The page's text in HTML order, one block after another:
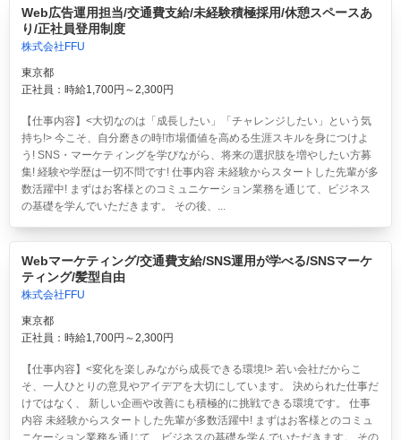
Web広告運用担当/交通費支給/未経験積極採用/休憩スペースあ
り/正社員登用制度
株式会社FFU
東京都
正社員：時給1,700円～2,300円
【仕事内容】<大切なのは「成長したい」「チャレンジしたい」という気
持ち!> 今こそ、自分磨きの時!市場価値を高める生涯スキルを身につけよ
う! SNS・マーケティングを学びながら、将来の選択肢を増やしたい方募
集! 経験や学歴は一切不問です! 仕事内容 未経験からスタートした先輩が多
数活躍中! まずはお客様とのコミュニケーション業務を通じて、ビジネス
の基礎を学んでいただきます。 その後、...
Webマーケティング/交通費支給/SNS運用が学べる/SNSマーケ
ティング/髪型自由
株式会社FFU
東京都
正社員：時給1,700円～2,300円
【仕事内容】<変化を楽しみながら成長できる環境!> 若い会社だからこ
そ、一人ひとりの意見やアイデアを大切にしています。 決められた仕事だ
けではなく、 新しい企画や改善にも積極的に挑戦できる環境です。 仕事
内容 未経験からスタートした先輩が多数活躍中! まずはお客様とのコミュ
ニケーション業務を通じて、ビジネスの基礎を学んでいただきます。 その